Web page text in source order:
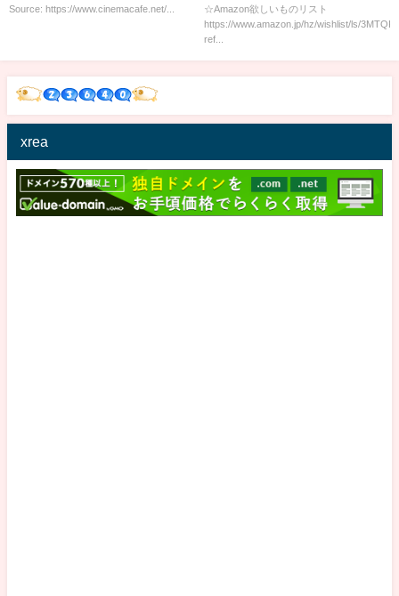
ーと』デートシーン
Source: https://www.cinemacafe.net/...
「悲しみとショックが大きく、
歌える状態にない」
☆Amazon欲しいものリスト
https://www.amazon.jp/hz/wishlist/ls/
ref...
xrea